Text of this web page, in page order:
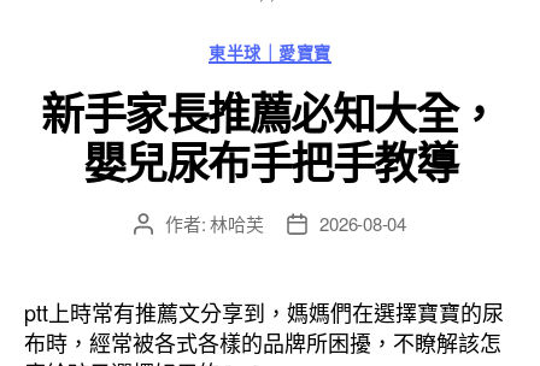
分
類
東半球｜愛寶寶
新手家長推薦必知大全，
嬰兒尿布手把手教導
文
者
作者:林哈芙
文
佈
日
期
2026-08-04
ptt上時常有推薦文分享到，媽媽們在選擇寶寶的尿
布時，經常被各式各樣的品牌所困擾，不瞭解該怎